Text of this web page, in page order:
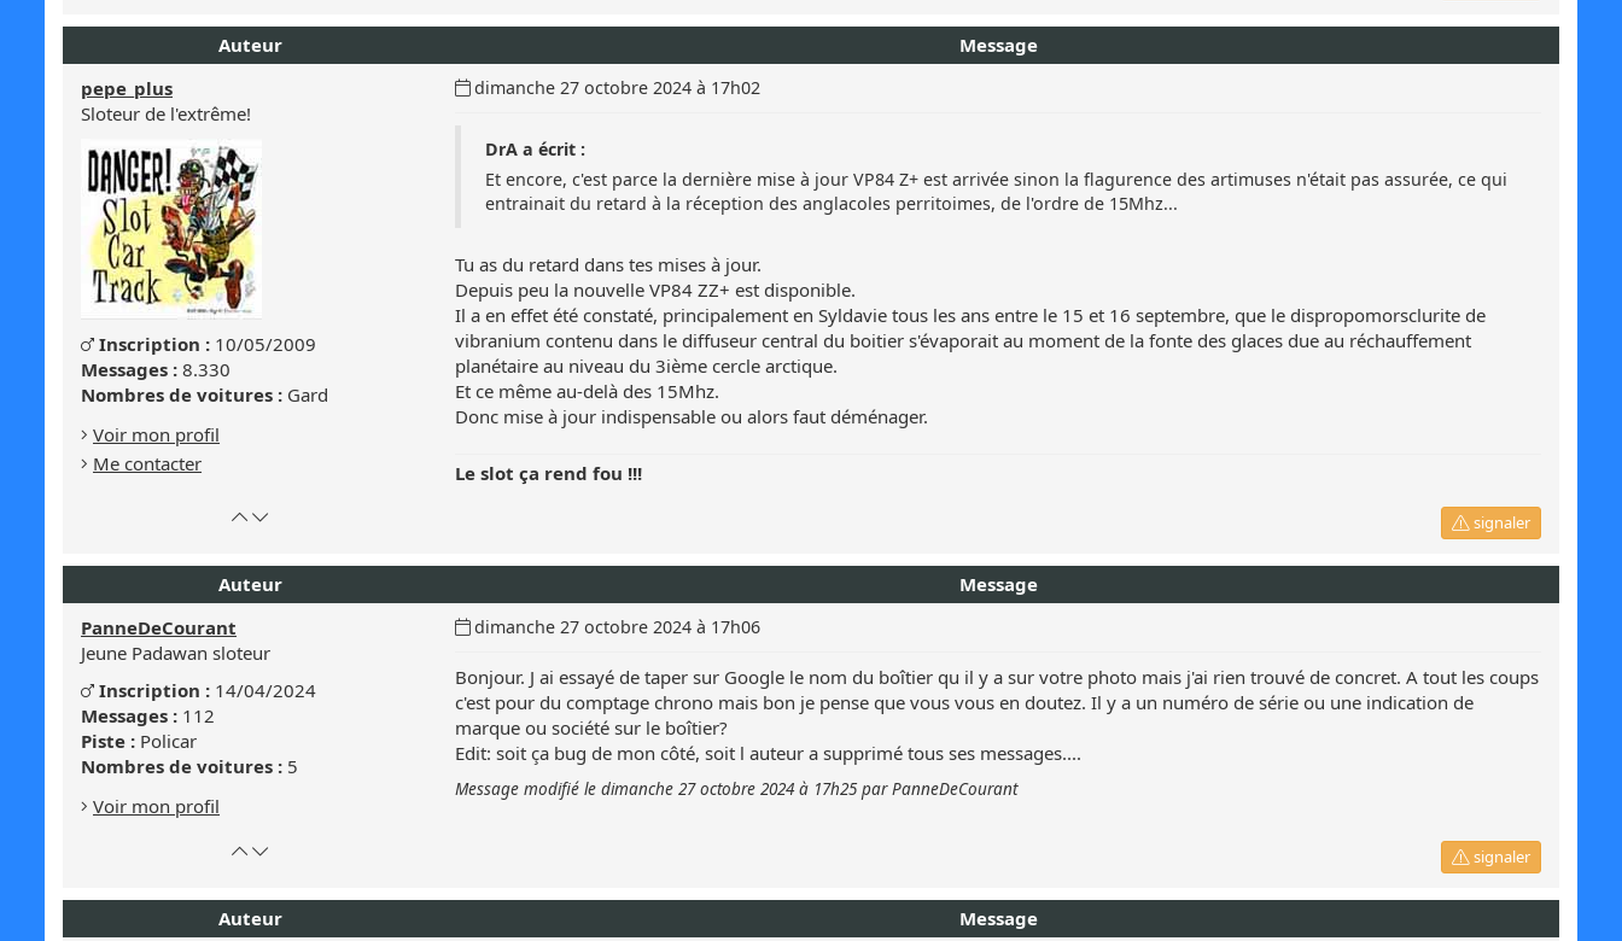
haut
de
bas
de
Auteur
Message
pepe_plus
Sloteur de l'extrême!
Genre
:
Masculin
Masculin
Inscription : 10/05/2009
Messages : 8.330
Nombres de voitures : Gard
Voir mon profil
Me contacter
Date
dimanche 27 octobre 2024 à 17h02
DrA a écrit :
Et encore, c'est parce la dernière mise à jour VP84 Z+ est arrivée sinon la flagurence des artimuses n'était pas assurée, ce qui
entrainait du retard à la réception des anglacoles perritoimes, de l'ordre de 15Mhz...
Tu as du retard dans tes mises à jour.
Depuis peu la nouvelle VP84 ZZ+ est disponible.
Il a en effet été constaté, principalement en Syldavie tous les ans entre le 15 et 16 septembre, que le dispropomorsclurite de
vibranium contenu dans le diffuseur central du boitier s'évaporait au moment de la fonte des glaces due au réchauffement
planétaire au niveau du 3ième cercle arctique.
Et ce même au-delà des 15Mhz.
Donc mise à jour indispensable ou alors faut déménager.
Le slot ça rend fou !!!
signaler
Retour
haut
de
Atteindre
bas
de
Auteur
Message
PanneDeCourant
Jeune Padawan sloteur
Genre
:
Masculin
Masculin
Inscription : 14/04/2024
Messages : 112
Piste : Policar
Nombres de voitures : 5
Voir mon profil
Date
message
:
dimanche 27 octobre 2024 à 17h06
Bonjour. J ai essayé de taper sur Google le nom du boîtier qu il y a sur votre photo mais j'ai rien trouvé de concret. A tout les coups
c'est pour du comptage chrono mais bon je pense que vous vous en doutez. Il y a un numéro de série ou une indication de
marque ou société sur le boîtier?
Edit: soit ça bug de mon côté, soit l auteur a supprimé tous ses messages....
Message modifié le dimanche 27 octobre 2024 à 17h25 par PanneDeCourant
signaler
Retour
haut
de
Atteindre
bas
de
Auteur
Message